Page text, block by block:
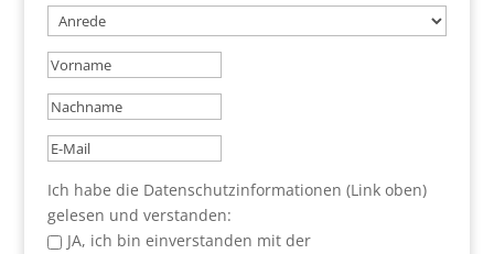
Ich habe die Datenschutzinformationen (Link oben)
gelesen und verstanden:
JA, ich bin einverstanden mit der